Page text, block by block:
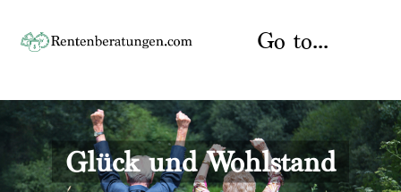
content
Go to...
Startseite
Rente
Über unsGlück und Wohlstand